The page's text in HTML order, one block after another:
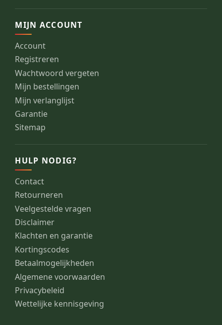
MIJN ACCOUNT
Account
Registreren
Wachtwoord vergeten
Mijn bestellingen
Mijn verlanglijst
Garantie
Sitemap
HULP NODIG?
Contact
Retourneren
Veelgestelde vragen
Disclaimer
Klachten en garantie
Kortingscodes
Betaalmogelijkheden
Algemene voorwaarden
Privacybeleid
Wettelijke kennisgeving